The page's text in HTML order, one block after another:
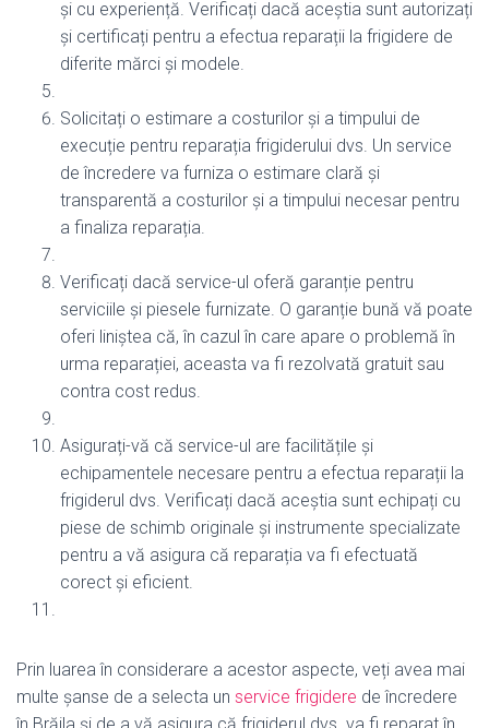
și cu experiență. Verificați dacă aceștia sunt autorizați
și certificați pentru a efectua reparații la frigidere de
diferite mărci și modele.
Solicitați o estimare a costurilor și a timpului de
execuție pentru reparația frigiderului dvs. Un service
de încredere va furniza o estimare clară și
transparentă a costurilor și a timpului necesar pentru
a finaliza reparația.
Verificați dacă service-ul oferă garanție pentru
serviciile și piesele furnizate. O garanție bună vă poate
oferi liniștea că, în cazul în care apare o problemă în
urma reparației, aceasta va fi rezolvată gratuit sau
contra cost redus.
Asigurați-vă că service-ul are facilitățile și
echipamentele necesare pentru a efectua reparații la
frigiderul dvs. Verificați dacă aceștia sunt echipați cu
piese de schimb originale și instrumente specializate
pentru a vă asigura că reparația va fi efectuată
corect și eficient.
Prin luarea în considerare a acestor aspecte, veți avea mai
multe șanse de a selecta un service frigidere de încredere